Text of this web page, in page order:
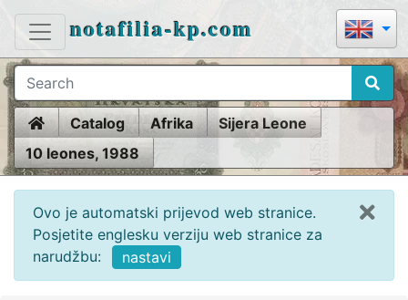
notafilia-kp.com
HomeCatalog Afrika
Sijera Leone
10 leones, 1988
Ovo je automatski prijevod web stranice.
Posjetite englesku verziju web stranice za
narudžbu:
nastavi